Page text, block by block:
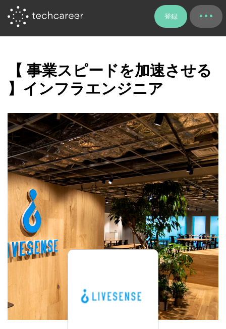
登録
【 事業スピードを加速させる
】インフラエンジニア